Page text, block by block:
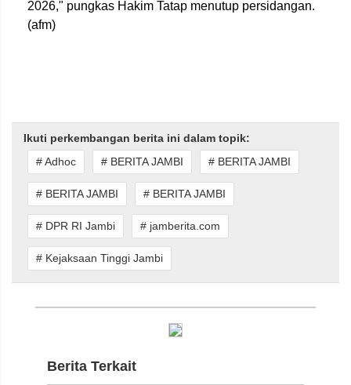
2026," pungkas Hakim Tatap menutup persidangan.
(afm)
Ikuti perkembangan berita ini dalam topik:
# Adhoc
# BERITA JAMBI # BERITA JAMBI
# BERITA JAMBI # BERITA JAMBI
# DPR RI Jambi # jamberita.com
# Kejaksaan Tinggi Jambi
Berita Terkait